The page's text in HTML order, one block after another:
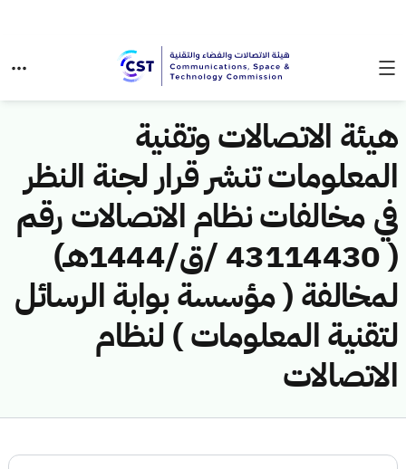
هيئة الاتصالات وتقنية
المعلومات تنشر قرار لجنة النظر
في مخالفات نظام الاتصالات رقم
( 43114430 /ق/1444هـ)
لمخالفة ( مؤسسة بوابة الرسائل
لتقنية المعلومات ) لنظام
الاتصالات